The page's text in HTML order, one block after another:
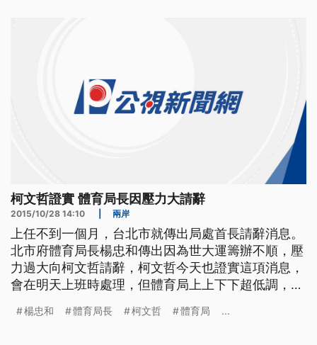
柯文哲證實 體育局長因壓力大請辭
2015/10/28 14:10 兩岸
上任不到一個月，台北市就傳出局處首長請辭消息。
北市府體育局長楊忠和傳出因為世大運籌辦不順，壓
力過大向柯文哲請辭，柯文哲今天也證實這項消息，
會在明天上班時處理，但體育局上上下下超低調，堅
大巨蛋爭議，又有選手村後續國宅營運問題，台北市
楊忠和 體育局長 柯文哲 體育局 ...